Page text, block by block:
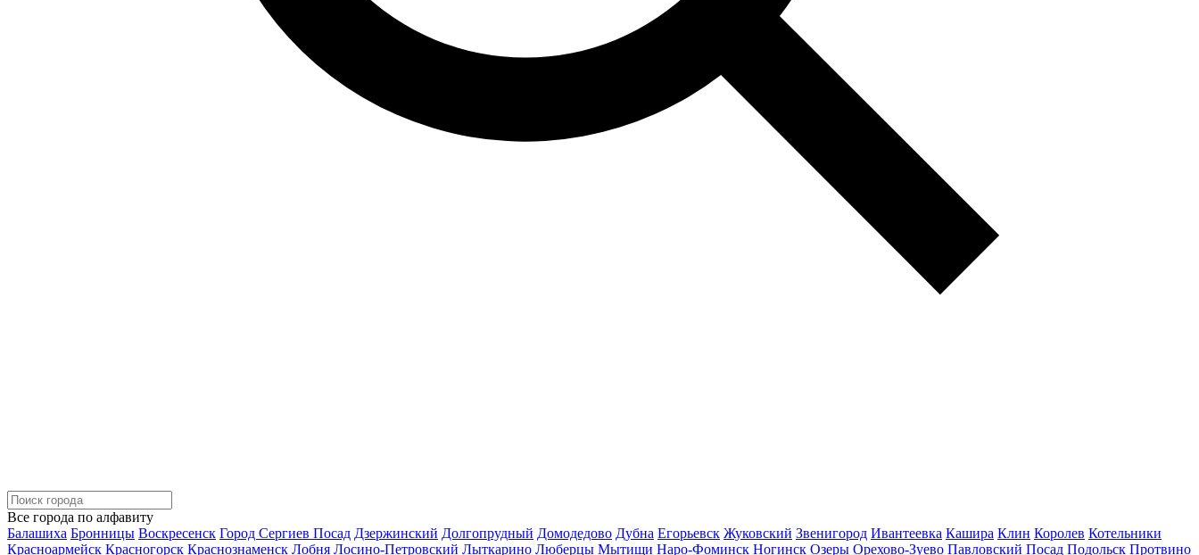
Все города по алфавиту
Балашиха Бронницы Воскресенск Город Сергиев Посад Дзержинский Долгопрудный Домодедово Дубна Егорьевск Жуковский Звенигород Ивантеевка Кашира Клин Королев Котельники
Красноармейск Красногорск Краснознаменск Лобня Лосино-Петровский Лыткарино Люберцы Мытищи Наро-Фоминск Ногинск Озеры Орехово-Зуево Павловский Посад Подольск Протвино